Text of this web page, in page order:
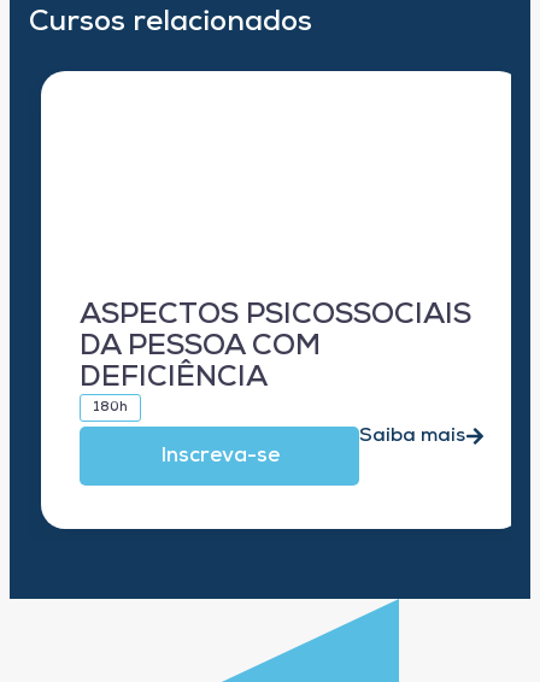
Cursos relacionados
ASPECTOS PSICOSSOCIAIS
DA PESSOA COM
DEFICIÊNCIA
180h
Inscreva-se
Saiba mais